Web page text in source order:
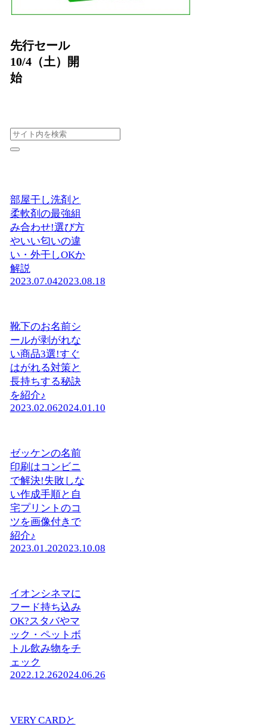
先行セール
10/4（土）開
始
部屋干し洗剤と
柔軟剤の最強組
み合わせ!選び方
やいい匂いの違
い・外干しOKか
解説
2023.07.042023.08.18
靴下のお名前シ
ールが剥がれな
い商品3選!すぐ
はがれる対策と
長持ちする秘訣
を紹介♪
2023.02.062024.01.10
ゼッケンの名前
印刷はコンビニ
で解決!失敗しな
い作成手順と自
宅プリントのコ
ツを画像付きで
紹介♪
2023.01.202023.10.08
イオンシネマに
フード持ち込み
OK?スタバやマ
ック・ペットボ
トル飲み物をチ
ェック
2022.12.262024.06.26
VERY CARDと